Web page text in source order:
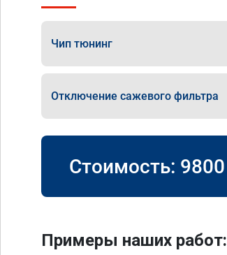
Чип тюнинг
Отключение сажевого фильтра
Стоимость: 9800
Примеры наших работ: